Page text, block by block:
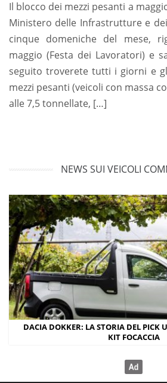
Il blocco dei mezzi pesanti a
Ministero delle Infrastrutture e
cinque domeniche del mese,
maggio (Festa dei Lavoratori) e
seguito troverete tutti i giorni e
mezzi pesanti (veicoli con massa
alle 7,5 tonnellate, […]
NEWS SUI VEICOLI
DACIA DOKKER: LA STORIA DEL PICK
KIT FOCACCIA